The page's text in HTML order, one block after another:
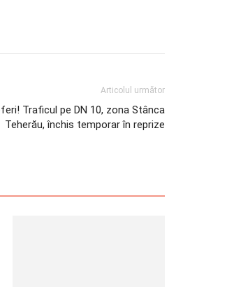
Articolul următor
Traficul pe DN 10, zona Stânca
Teherău, închis temporar în reprize